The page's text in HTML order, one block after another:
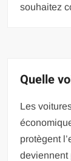
souhaitez
Quelle
Les
protègent
deviennent